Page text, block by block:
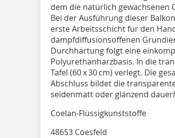
dem die natürlich gewachsenen
Bei der Ausführung dieser
erste Arbeitsschicht für den
dampfdiffusionsoffenen
Durchhärtung folgt eine
Polyurethanharzbasis. In die
Tafel (60 x 30 cm) verlegt. Die
Abschluss bildet die
seidenmatt oder glänzend
Coelan-Flüssigkunststoffe
48653 Coesfeld